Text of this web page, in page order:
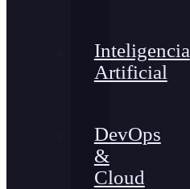
Inteligencia
Artificial
DevOps
&
Cloud